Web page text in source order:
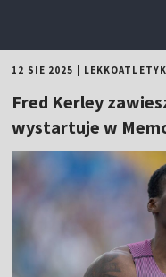
12 SIE 2025
Fred Kerley
wystartuje w